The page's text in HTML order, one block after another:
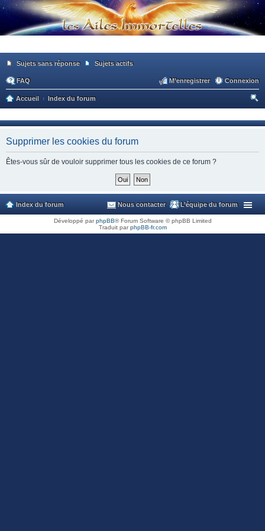
Sujets sans réponse Sujets actifs
FAQ Connexion
M’enregistrer
Accueil
Index du forum
he
Supprimer les cookies du forum
Êtes-vous sûr de vouloir supprimer tous les cookies de ce forum ?
Index du forum L’équipe du forum
Nous contacter
Développé parphpBB® Forum Software © phpBB Limited
Traduit parphpBB-fr.com